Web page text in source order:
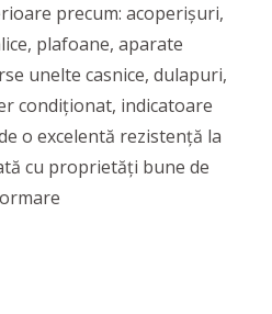
precum: acoperișuri,
plafoane, aparate
unelte casnice, dulapuri,
condiționat, indicatoare
o excelentă rezistenţă la
cu proprietăţi bune de